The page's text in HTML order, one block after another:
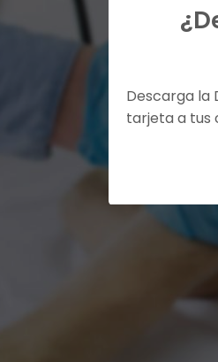
Descarga la
tarjeta a tus